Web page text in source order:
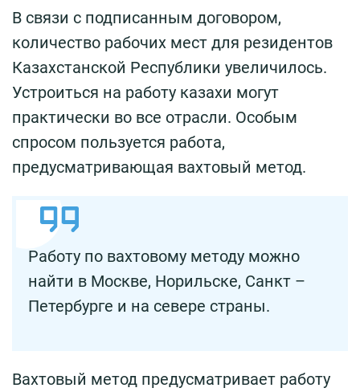
В связи с подписанным договором,
количество рабочих мест для резидентов
Казахстанской Республики увеличилось.
Устроиться на работу казахи могут
практически во все отрасли. Особым
спросом пользуется работа,
предусматривающая вахтовый метод.
Работу по вахтовому методу можно
найти в Москве, Норильске, Санкт –
Петербурге и на севере страны.
Вахтовый метод предусматривает работу